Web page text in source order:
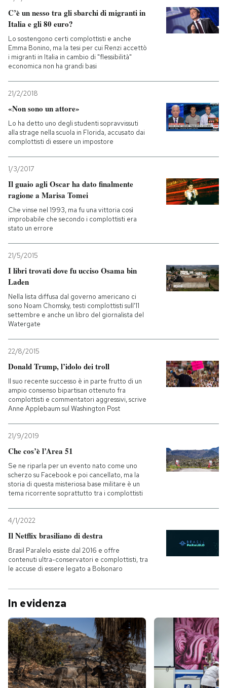
C’è un nesso tra gli sbarchi di migranti in
Italia e gli 80 euro?
Lo sostengono certi complottisti e anche
Emma Bonino, ma la tesi per cui Renzi accettò
i migranti in Italia in cambio di "flessibilità"
economica non ha grandi basi
21/2/2018
«Non sono un attore»
Lo ha detto uno degli studenti sopravvissuti
alla strage nella scuola in Florida, accusato dai
complottisti di essere un impostore
1/3/2017
Il guaio agli Oscar ha dato finalmente
ragione a Marisa Tomei
Che vinse nel 1993, ma fu una vittoria così
improbabile che secondo i complottisti era
stato un errore
21/5/2015
I libri trovati dove fu ucciso Osama bin
Laden
Nella lista diffusa dal governo americano ci
sono Noam Chomsky, testi complottisti sull'11
settembre e anche un libro del giornalista del
Watergate
22/8/2015
Donald Trump, l’idolo dei troll
Il suo recente successo è in parte frutto di un
ampio consenso bipartisan ottenuto fra
complottisti e commentatori aggressivi, scrive
Anne Applebaum sul Washington Post
21/9/2019
Che cos’è l’Area 51
Se ne riparla per un evento nato come uno
scherzo su Facebook e poi cancellato, ma la
storia di questa misteriosa base militare è un
tema ricorrente soprattutto tra i complottisti
4/1/2022
Il Netflix brasiliano di destra
Brasil Paralelo esiste dal 2016 e offre
contenuti ultra-conservatori e complottisti, tra
le accuse di essere legato a Bolsonaro
In evidenza